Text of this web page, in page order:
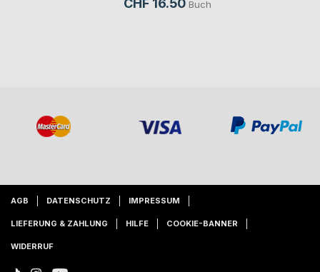
CHF 16.50 Buch
AGB DATENSCHUTZ IMPRESSUM
LIEFERUNG & ZAHLUNG HILFE COOKIE-BANNER
WIDERRUF